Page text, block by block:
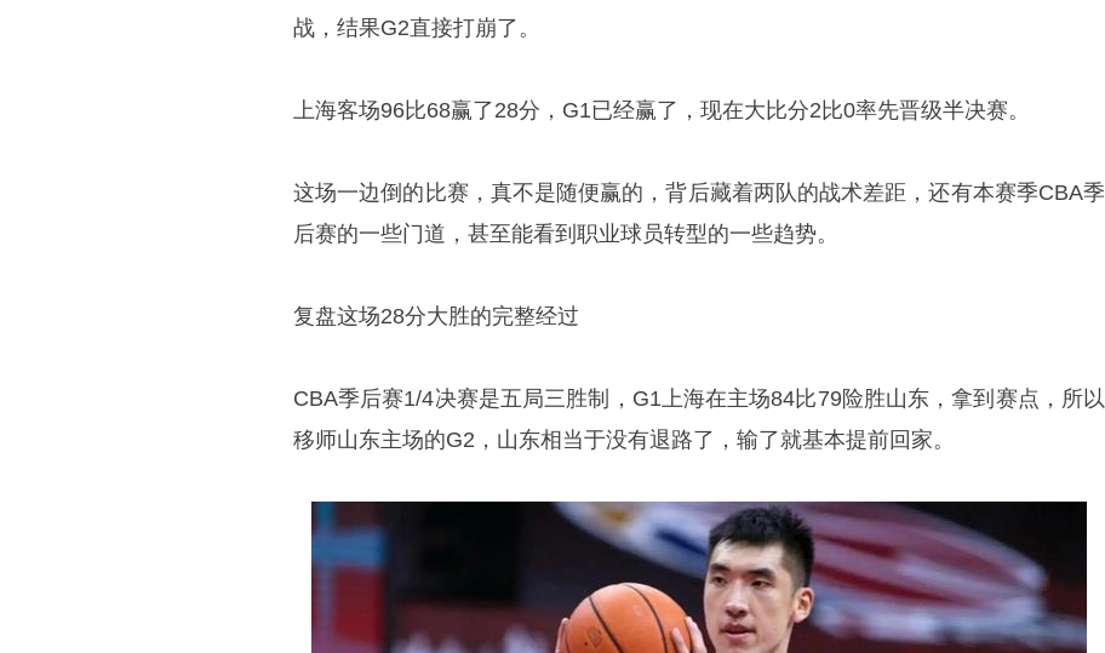
战，结果G2直接打崩了。
上海客场96比68赢了28分，G1已经赢了，现在大比分2比0率先晋级半决赛。
这场一边倒的比赛，真不是随便赢的，背后藏着两队的战术差距，还有本赛季CBA季
后赛的一些门道，甚至能看到职业球员转型的一些趋势。
复盘这场28分大胜的完整经过
CBA季后赛1/4决赛是五局三胜制，G1上海在主场84比79险胜山东，拿到赛点，所以
移师山东主场的G2，山东相当于没有退路了，输了就基本提前回家。